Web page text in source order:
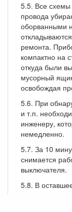
5.5. Все схемы
провода
оборванными
ремонта.
компактно на
откуда были
мусорный
освобождая
5.6. При
и т.п.
инженеру,
немедленно.
5.7. За 10
снимается
выключателя.
5.8. В
методические